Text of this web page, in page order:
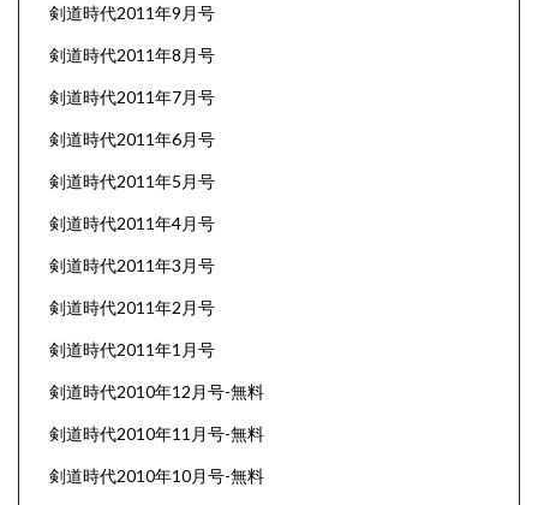
剣道時代2011年9月号
剣道時代2011年8月号
剣道時代2011年7月号
剣道時代2011年6月号
剣道時代2011年5月号
剣道時代2011年4月号
剣道時代2011年3月号
剣道時代2011年2月号
剣道時代2011年1月号
剣道時代2010年12月号-無料
剣道時代2010年11月号-無料
剣道時代2010年10月号-無料